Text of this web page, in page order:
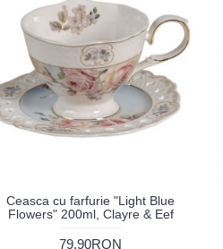
Ceasca cu farfurie "Light Blue
Flowers" 200ml, Clayre & Eef
79,90RON